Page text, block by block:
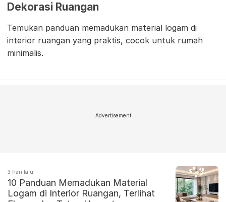
Dekorasi Ruangan
Temukan panduan memadukan material logam di
interior ruangan yang praktis, cocok untuk rumah
minimalis.
Advertisement
3 hari lalu
10 Panduan Memadukan Material
Logam di Interior Ruangan, Terlihat